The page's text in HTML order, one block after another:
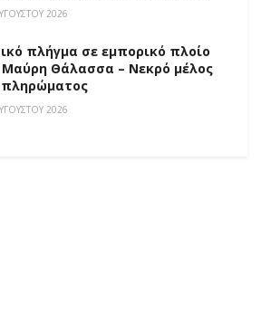
2026
πλήγμα σε εμπορικό πλοίο
Θάλασσα – Νεκρό μέλος
πληρώματος
2026